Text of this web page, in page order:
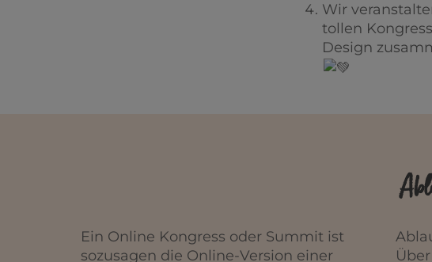
Wir
tollen
Design
Ein Online Kongress oder Summit ist
sozusagen die Online-Version einer